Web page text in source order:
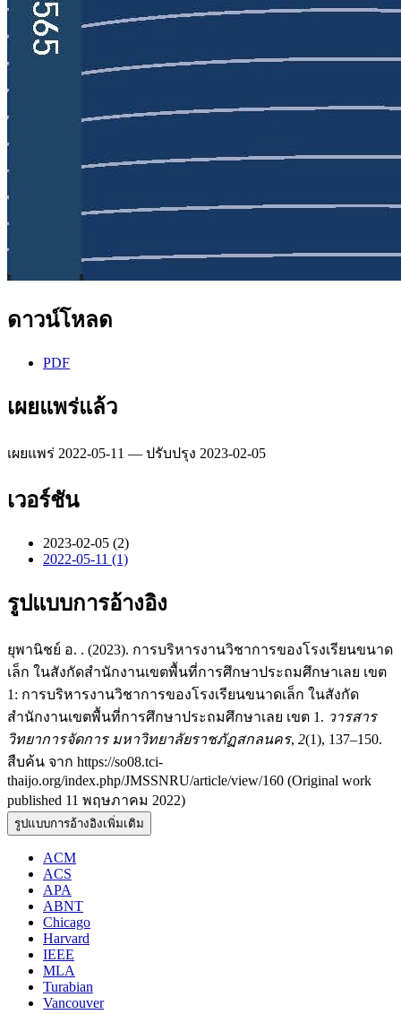
ดาวน์โหลด
PDF
เผยแพร่แล้ว
เผยแพร่ 2022-05-11 — ปรับปรุง 2023-02-05
เวอร์ชัน
2023-02-05 (2)
2022-05-11 (1)
รูปแบบการอ้างอิง
ยุพานิชย์ อ. . (2023). การบริหารงานวิชาการของโรงเรียนขนาด
เล็ก ในสังกัดสำนักงานเขตพื้นที่การศึกษาประถมศึกษาเลย เขต
1: การบริหารงานวิชาการของโรงเรียนขนาดเล็ก ในสังกัด
สำนักงานเขตพื้นที่การศึกษาประถมศึกษาเลย เขต 1. วารสาร
วิทยาการจัดการ มหาวิทยาลัยราชภัฏสกลนคร, 2(1), 137–150.
สืบค้น จาก https://so08.tci-
thaijo.org/index.php/JMSSNRU/article/view/160 (Original work
published 11 พฤษภาคม 2022)
รูปแบบการอ้างอิงเพิ่มเติม
ACM
ACS
APA
ABNT
Chicago
Harvard
IEEE
MLA
Turabian
Vancouver